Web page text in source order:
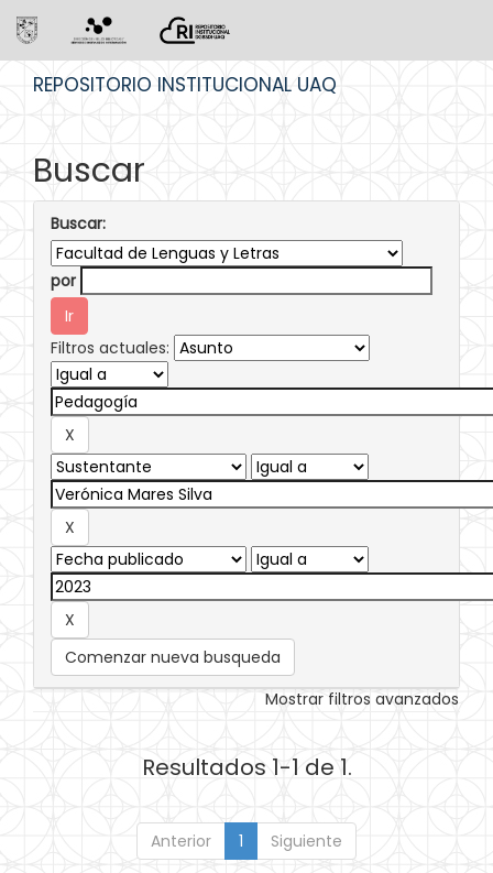
REPOSITORIO INSTITUCIONAL UAQ
Buscar
Buscar:
por
Filtros actuales:
Comenzar nueva busqueda
Mostrar filtros avanzados
Resultados 1-1 de 1.
Anterior 1 Siguiente